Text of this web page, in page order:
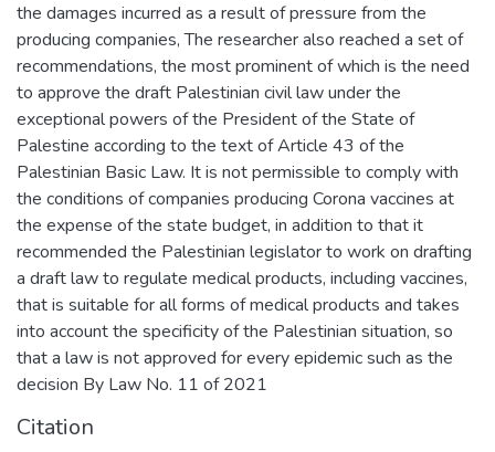
the damages incurred as a result of pressure from the
producing companies, The researcher also reached a set of
recommendations, the most prominent of which is the need
to approve the draft Palestinian civil law under the
exceptional powers of the President of the State of
Palestine according to the text of Article 43 of the
Palestinian Basic Law. It is not permissible to comply with
the conditions of companies producing Corona vaccines at
the expense of the state budget, in addition to that it
recommended the Palestinian legislator to work on drafting
a draft law to regulate medical products, including vaccines,
that is suitable for all forms of medical products and takes
into account the specificity of the Palestinian situation, so
that a law is not approved for every epidemic such as the
decision By Law No. 11 of 2021
Citation